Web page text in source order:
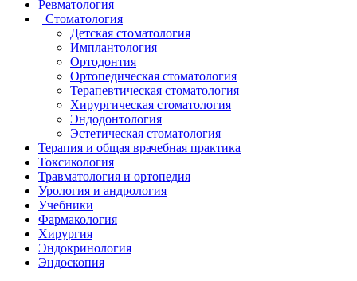
Ревматология
Стоматология
Детская стоматология
Имплантология
Ортодонтия
Ортопедическая стоматология
Терапевтическая стоматология
Хирургическая стоматология
Эндодонтология
Эстетическая стоматология
Терапия и общая врачебная практика
Токсикология
Травматология и ортопедия
Урология и андрология
Учебники
Фармакология
Хирургия
Эндокринология
Эндоскопия